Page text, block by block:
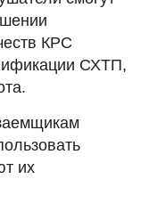
КРС
СХТП,
их